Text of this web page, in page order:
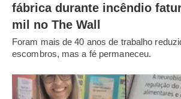
fábrica durante incêndio
mil no The Wall
Foram mais de 40 anos de trabalho
escombros, mas a fé permaneceu.